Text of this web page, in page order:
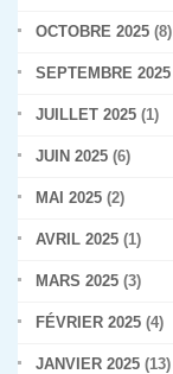
OCTOBRE 2025 (8)
SEPTEMBRE 2025
JUILLET 2025 (1)
JUIN 2025 (6)
MAI 2025 (2)
AVRIL 2025 (1)
MARS 2025 (3)
FÉVRIER 2025 (4)
JANVIER 2025 (13)